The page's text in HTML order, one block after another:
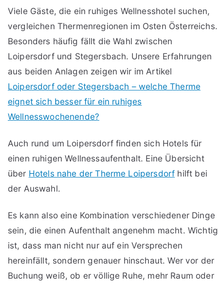
Viele Gäste, die ein ruhiges Wellnesshotel suchen,
vergleichen Thermenregionen im Osten Österreichs.
Besonders häufig fällt die Wahl zwischen
Loipersdorf und Stegersbach. Unsere Erfahrungen
aus beiden Anlagen zeigen wir im Artikel
Loipersdorf oder Stegersbach – welche Therme
eignet sich besser für ein ruhiges
Wellnesswochenende?
Auch rund um Loipersdorf finden sich Hotels für
einen ruhigen Wellnessaufenthalt. Eine Übersicht
über Hotels nahe der Therme Loipersdorf hilft bei
der Auswahl.
Es kann also eine Kombination verschiedener Dinge
sein, die einen Aufenthalt angenehm macht. Wichtig
ist, dass man nicht nur auf ein Versprechen
hereinfällt, sondern genauer hinschaut. Wer vor der
Buchung weiß, ob er völlige Ruhe, mehr Raum oder